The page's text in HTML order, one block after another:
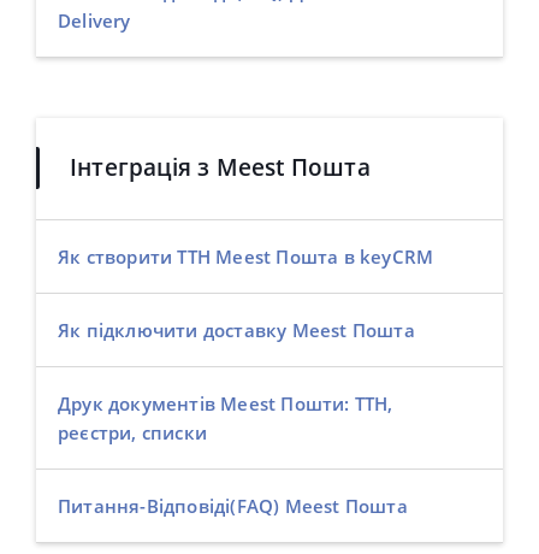
Delivery
Інтеграція з Meest Пошта
Як створити ТТН Meest Пошта в keyCRM
Як підключити доставку Meest Пошта
Друк документів Meest Пошти: ТТН,
реєстри, списки
Питання-Відповіді(FAQ) Meest Пошта